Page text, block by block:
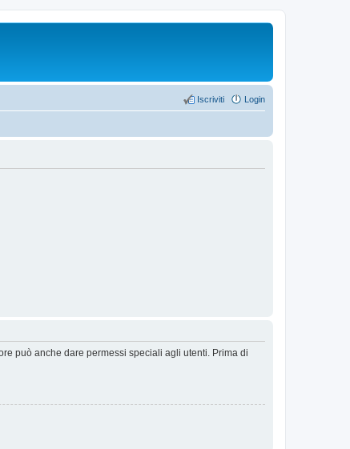
Login
Iscriviti
può anche dare permessi speciali agli utenti. Prima di